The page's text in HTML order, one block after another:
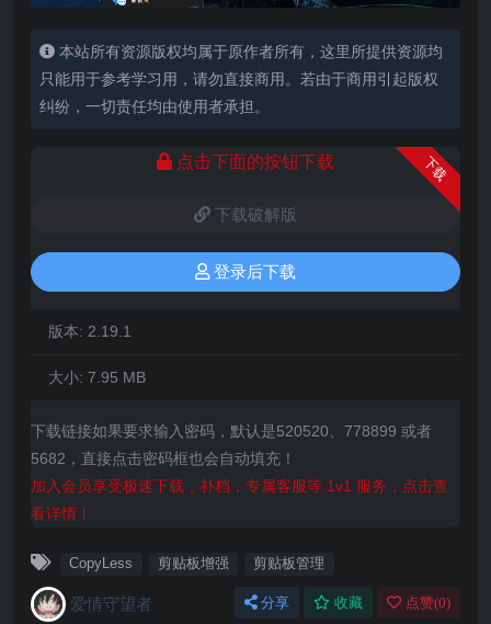
本站所有资源版权均属于原作者所有，这里所提供资源均
只能用于参考学习用，请勿直接商用。若由于商用引起版权
纠纷，一切责任均由使用者承担。
下载
点击下面的按钮下载
下载破解版
登录后下载
版本: 2.19.1
大小: 7.95 MB
下载链接如果要求输入密码，默认是520520、778899 或者
5682，直接点击密码框也会自动填充！
加入会员享受极速下载，补档，专属客服等 1v1 服务，点击查
看详情！
CopyLess 剪贴板增强 剪贴板管理
爱情守望者 分享 收藏 点赞(0)